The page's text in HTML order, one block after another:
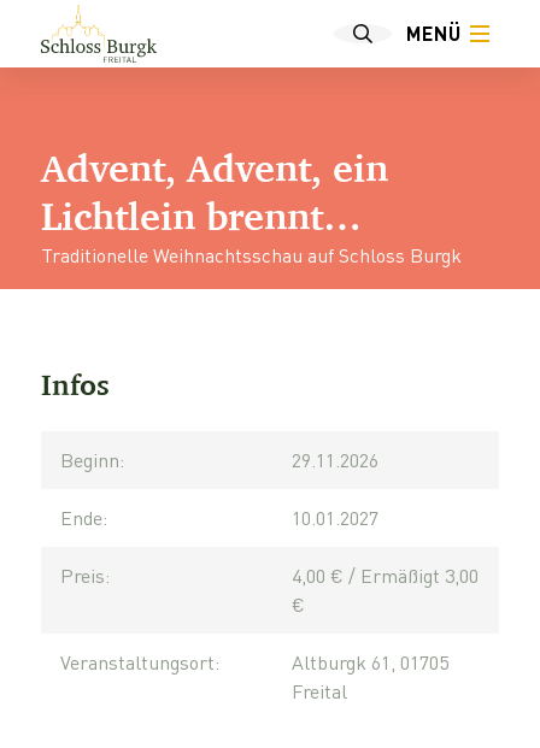
MENÜ
Advent, Advent, ein
Lichtlein brennt…
Traditionelle Weihnachtsschau auf Schloss Burgk
Infos
Beginn: 29.11.2026
Ende: 10.01.2027
Preis:
4,00 € / Ermäßigt 3,00
€
Veranstaltungsort:
Altburgk 61, 01705
Freital